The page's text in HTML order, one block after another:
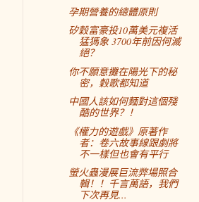
孕期營養的總體原則
矽穀富豪投10萬美元複活
猛獁象 3700年前因何滅
絕？
你不願意攤在陽光下的秘
密，穀歌都知道
中國人該如何麵對這個殘
酷的世界？！
《權力的遊戲》原著作
者：卷六故事線跟劇將
不一樣但也會有平行
螢火蟲漫展巨流弊場照合
輯！！千言萬語，我們
下次再見...